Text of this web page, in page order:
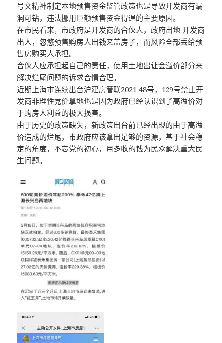
号文精神制定本地预售资金监管政策也是导致开发商有漏
洞可钻，违法挪用巨额预售资金得逞的主要原因。
在市民看来，市政府是开发商的合伙人，政府出地 开发商
出人，忽悠预售购房人出钱来盖房子，而风险全部丢给预
售房购买人承担。
合伙人应承担起自己的责任，使用土地出让金溢价部分来
解决烂尾问题的诉求合情合理。
近期上海市连续出台沪建房管联2021 48号，129号禁止开
发商非理性竞价拿地也是因为政府已经认识到了高溢价对
于购房人利益的极大损害。
由于历史的政策缺失，新政策出台前已经出现的由于高溢
价造成的烂尾，市政府应该拿出足够的资源，基于社会稳
定的角度，不忘党的初心，用多收的钱为民众解决重大民
生问题。